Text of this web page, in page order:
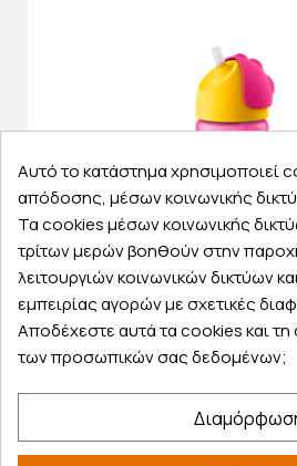
Κωδικός PO051206
Άμεσα διαθέσιμο
AVENT Ποτηράκι Με Καλαμάκι
Αυτό το κατάστημα χρησιμοποιεί
απόδοσης, μέσων κοινωνικής
Τα cookies μέσων κοινωνικής
τρίτων μερών βοηθούν στην
λειτουργιών κοινωνικών δικτύων
εμπειρίας αγορών με σχετικές
Αποδέχεστε αυτά τα cookies και τη
των προσωπικών σας δεδομένων;